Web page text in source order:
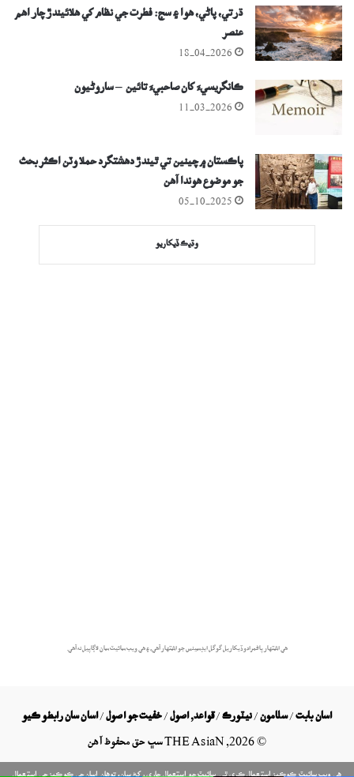
ڌرتي، پاڻي، ھوا ۽ سج: فطرت جي نظام کي ھلائيندڙ چار اهم
عنصر
18-04-2026
ڪانگريسيءَ کان صاحبيءَ تائين – ساروڻيون
11-03-2026
پاڪستان ۾ چينين تي ٿيندڙ دهشتگرد حملا وٽن اڪثر بحث
جو موضوع هوندا آهن
05-10-2025
وڌيڪ ڏيکاريو
هي اشتهار پاڻمرادو ڏيکاريل گوگل ايڊسينس جو اشتهار آهي، ۽ هي ويب سائيٽ سان لاڳاپيل نه آهي.
اسان بابت/سلامون/نيٽورڪ/قواعد, اصول/خفيت جو اصول/اسان سان رابطو ڪيو
©
2026, THE AsiaN سڀ حق محفوظ آھن